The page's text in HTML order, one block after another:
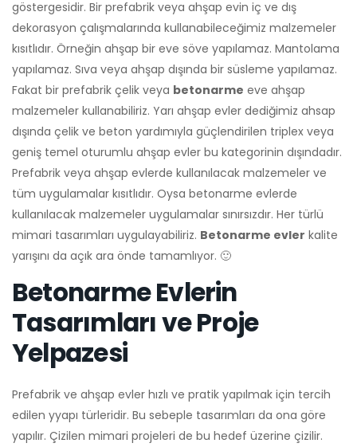
göstergesidir. Bir prefabrik veya ahşap evin iç ve dış
dekorasyon çalışmalarında kullanabileceğimiz malzemeler
kısıtlıdır. Örneğin ahşap bir eve söve yapılamaz. Mantolama
yapılamaz. Sıva veya ahşap dışında bir süsleme yapılamaz.
Fakat bir prefabrik çelik veya betonarme eve ahşap
malzemeler kullanabiliriz. Yarı ahşap evler dediğimiz ahsap
dışında çelik ve beton yardımıyla güçlendirilen triplex veya
geniş temel oturumlu ahşap evler bu kategorinin dışındadır.
Prefabrik veya ahşap evlerde kullanılacak malzemeler ve
tüm uygulamalar kısıtlıdır. Oysa betonarme evlerde
kullanılacak malzemeler uygulamalar sınırsızdır. Her türlü
mimari tasarımları uygulayabiliriz. Betonarme evler kalite
yarışını da açık ara önde tamamlıyor. 🙂
Betonarme Evlerin
Tasarımları ve Proje
Yelpazesi
Prefabrik ve ahşap evler hızlı ve pratik yapılmak için tercih
edilen yyapı türleridir. Bu sebeple tasarımları da ona göre
yapılır. Çizilen mimari projeleri de bu hedef üzerine çizilir.